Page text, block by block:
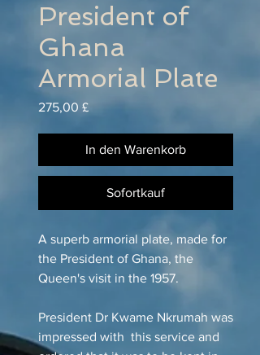
President of
Ghana
Armorial Plate
275,00 £Preis
In den Warenkorb
Sofortkauf
A superb armorial plate, made for
the President of Ghana, the
Queen's visit in the 1957.
President Dr Kwame Nkrumah was
impressed with this service and